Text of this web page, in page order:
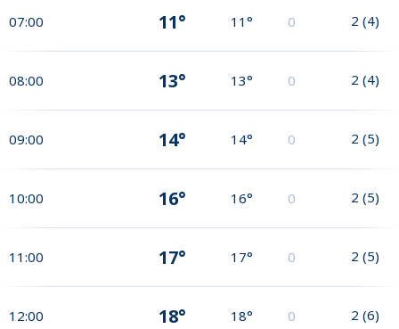
07:00 11° 11° 0 2 (4)
08:00 13° 13° 0 2 (4)
09:00 14° 14° 0 2 (5)
10:00 16° 16° 0 2 (5)
11:00 17° 17° 0 2 (5)
12:00 18° 18° 0 2 (6)